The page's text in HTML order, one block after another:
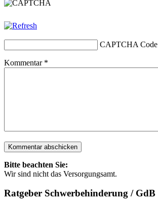
CAPTCHA Code
Kommentar *
Bitte beachten Sie:
Wir sind nicht das Versorgungsamt.
Ratgeber Schwerbehinderung / GdB